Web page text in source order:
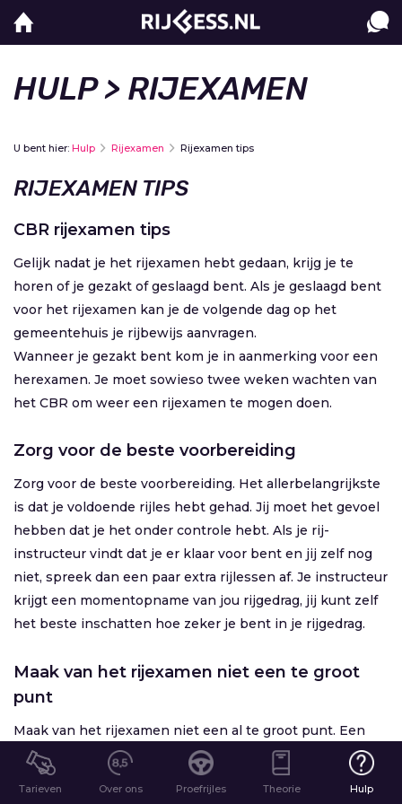
HULP> RIJEXAMEN
U bent hier: Hulp Rijexamen Rijexamen tips
RIJEXAMEN TIPS
CBR rijexamen tips
Gelijk nadat je het rijexamen hebt gedaan, krijg je te
horen of je gezakt of geslaagd bent. Als je geslaagd bent
voor het rijexamen kan je de volgende dag op het
gemeentehuis je rijbewijs aanvragen.
Wanneer je gezakt bent kom je in aanmerking voor een
herexamen. Je moet sowieso twee weken wachten van
het CBR om weer een rijexamen te mogen doen.
Zorg voor de beste voorbereiding
Zorg voor de beste voorbereiding. Het allerbelangrijkste
is dat je voldoende rijles hebt gehad. Jij moet het gevoel
hebben dat je het onder controle hebt. Als je rij-
instructeur vindt dat je er klaar voor bent en jij zelf nog
niet, spreek dan een paar extra rijlessen af. Je instructeur
krijgt een momentopname van jou rijgedrag, jij kunt zelf
het beste inschatten hoe zeker je bent in je rijgedrag.
Maak van het rijexamen niet een te groot
punt
Maak van het rijexamen niet een al te groot punt. Een
heleboel leerlingen kijken heel erg op tegen het CBR
examen, maar het is niet meer dan laten zien wat je
Tarieven Over ons Proefrijles Theorie Hulp